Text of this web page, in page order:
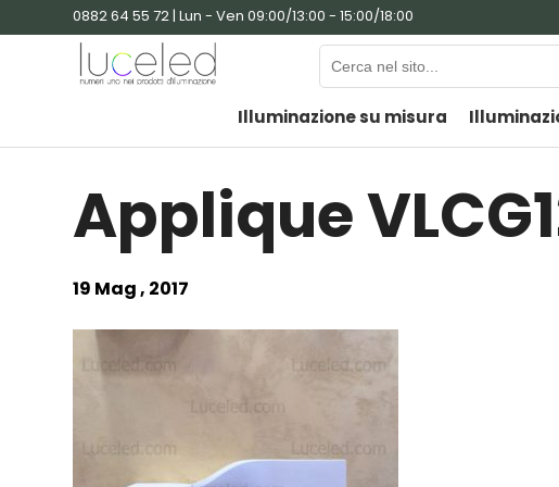
0882 64 55 72 | Lun - Ven 09:00/13:00 - 15:00/18:00
Illuminazione su misura
Applique
19 Mag , 2017